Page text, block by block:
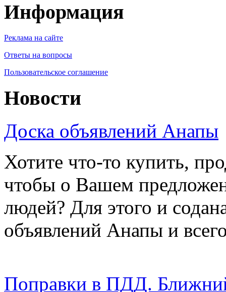
Информация
Реклама на сайте
Ответы на вопросы
Пользовательское соглашение
Новости
Доска объявлений Анапы
Хотите что-то купить,
чтобы о Вашем
людей? Для этого и
объявлений Анапы и
Поправки в ПДД.